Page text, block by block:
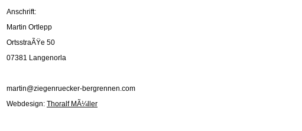
Anschrift:
Martin Ortlepp
OrtsstraÃŸe 50
07381 Langenorla
martin@ziegenruecker-bergrennen.com
Webdesign: Thoralf MÃ¼ller